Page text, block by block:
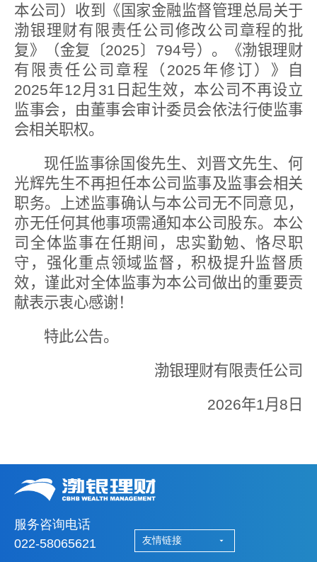
本公司）收到《国家金融监督管理总局关于
渤银理财有限责任公司修改公司章程的批
复》（金复〔2025〕 794号）。《渤银理财
有限责任公司章程（ 2025 年修订）》自
2025年12月 31 日起生效，本公司不再设立
监事会，由董事会审计委员会依法行使监事
会相关职权。
现任监事徐国俊先生、刘晋文先生、何
光辉先生不再担任本公司监事及监事会相关
职务。上述监事确认与本公司无不同意见，
亦无任何其他事项需通知本公司股东。本公
司全体监事在任期间，忠实勤勉、恪尽职
守，强化重点领域监督 ，积极提升监督质
效，谨此对全体监事为本公司做出的重要贡
献表示衷心感谢！
特此公告。
渤银理财有限责任公司
2026年1月 8 日
服务咨询电话
022-58065621
友情链接